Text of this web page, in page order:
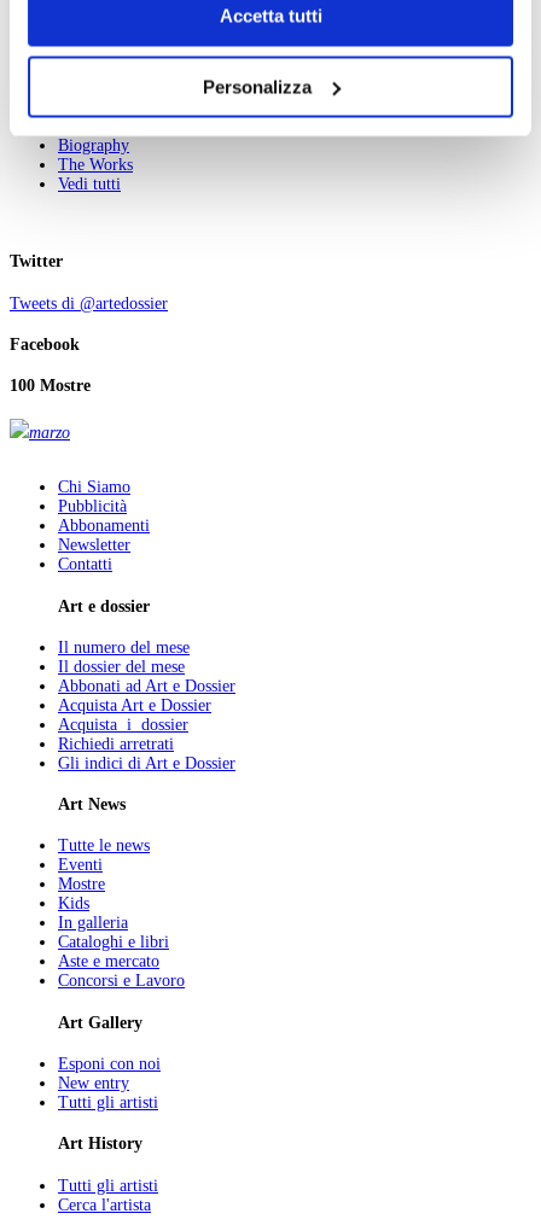
Chiudendo il banner tramite la “X” prosegui la
navigazione senza alcuna profilazione e con installazione
il tuo consenso alla profilazione che potrai revocare in
Accetta tutti
Personalizza
Z
Biography
The Works
Vedi tutti
Twitter
Tweets di @artedossier
Facebook
100 Mostre
marzo
Chi Siamo
Pubblicità
Abbonamenti
Newsletter
Contatti
Art e dossier
Il numero del mese
Il dossier del mese
Abbonati ad Art e Dossier
Acquista Art e Dossier
Acquista i dossier
Richiedi arretrati
Gli indici di Art e Dossier
Art News
Tutte le news
Eventi
Mostre
Kids
In galleria
Cataloghi e libri
Aste e mercato
Concorsi e Lavoro
Art Gallery
Esponi con noi
New entry
Tutti gli artisti
Art History
Tutti gli artisti
Cerca l'artista